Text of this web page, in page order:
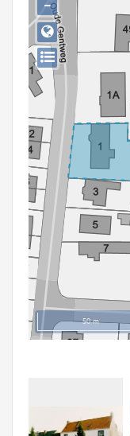
Persoon of collectief
Downloads
Hergebruik
Aanmelden
50 m
−